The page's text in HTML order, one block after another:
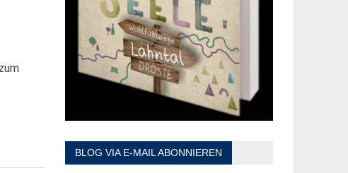
BLOG VIA E-MAIL ABONNIEREN